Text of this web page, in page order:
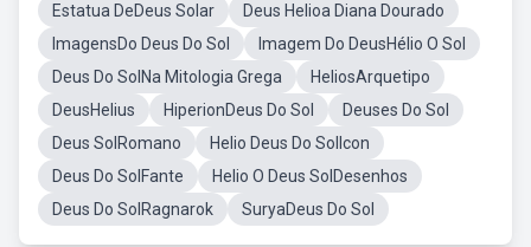
Estatua DeDeus Solar
Deus Helioa Diana Dourado
ImagensDo Deus Do Sol
Imagem Do DeusHélio O Sol
Deus Do SolNa Mitologia Grega
HeliosArquetipo
DeusHelius
HiperionDeus Do Sol
Deuses Do Sol
Deus SolRomano
Helio Deus Do SolIcon
Deus Do SolFante
Helio O Deus SolDesenhos
Deus Do SolRagnarok
SuryaDeus Do Sol